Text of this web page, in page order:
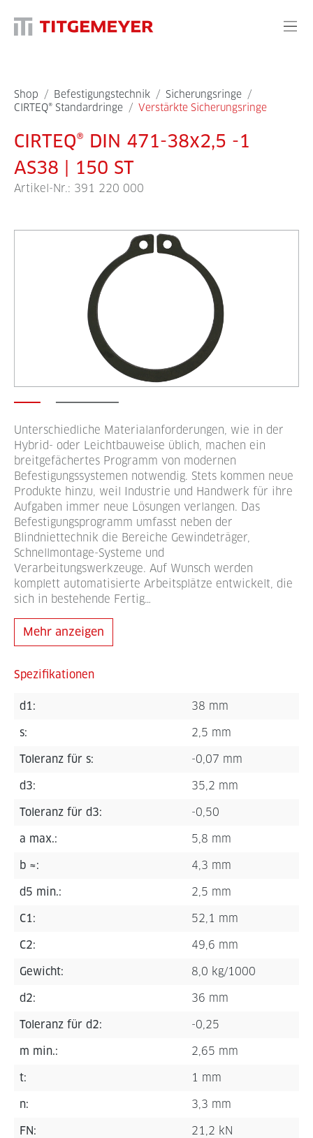
Shop / Befestigungstechnik / Sicherungsringe /
CIRTEQ® Standardringe / Verstärkte Sicherungsringe
CIRTEQ® DIN 471-38x2,5 -1
AS38 | 150 ST
Artikel-Nr.: 391 220 000
Unterschiedliche Materialanforderungen, wie in der
Hybrid- oder Leichtbauweise üblich, machen ein
breitgefächertes Programm von modernen
Befestigungssystemen notwendig. Stets kommen neue
Produkte hinzu, weil Industrie und Handwerk für ihre
Aufgaben immer neue Lösungen verlangen. Das
Befestigungsprogramm umfasst neben der
Blindniettechnik die Bereiche Gewindeträger,
Schnellmontage-Systeme und
Verarbeitungswerkzeuge. Auf Wunsch werden
komplett automatisierte Arbeitsplätze entwickelt, die
sich in bestehende Fertig…
Mehr anzeigen
Spezifikationen
d1: 38 mm
s: 2,5 mm
Toleranz für s: -0,07 mm
d3: 35,2 mm
Toleranz für d3: -0,50
a max.: 5,8 mm
b ≈: 4,3 mm
d5 min.: 2,5 mm
C1: 52,1 mm
C2: 49,6 mm
Gewicht: 8,0 kg/1000
d2: 36 mm
Toleranz für d2: -0,25
m min.: 2,65 mm
t: 1 mm
n: 3,3 mm
FN: 21,2 kN